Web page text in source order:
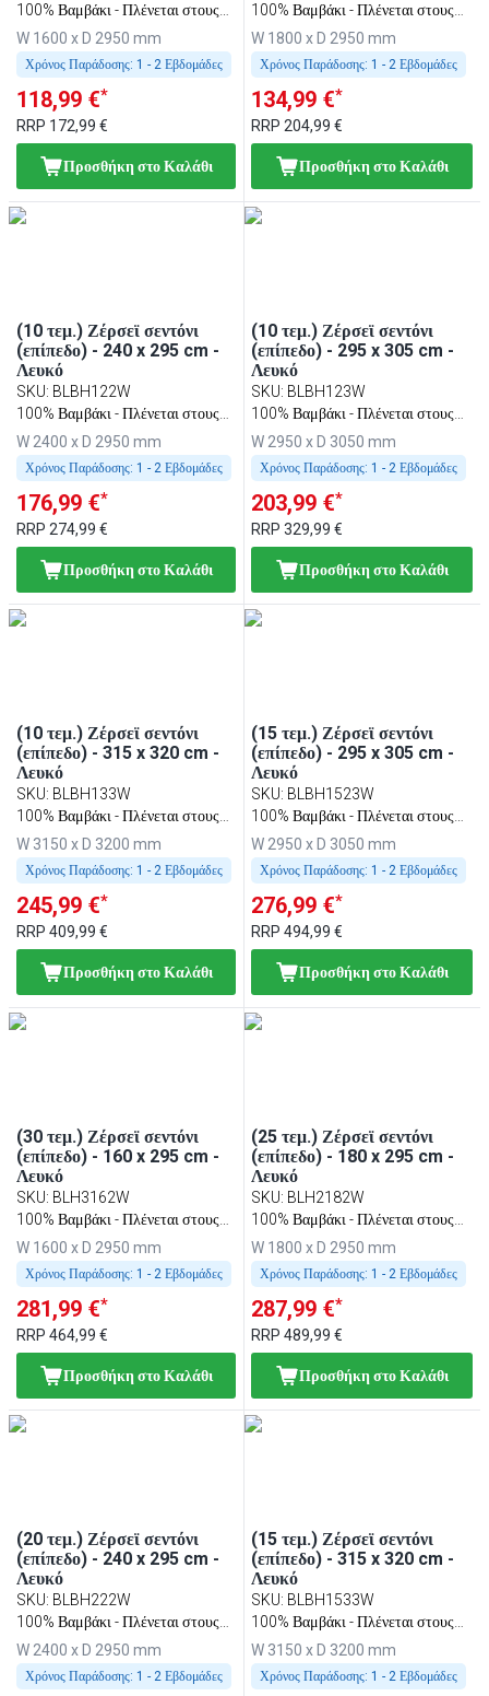
100% Βαμβάκι - Πλένεται στους
95 °C
W 1600 x D 2950 mm
Χρόνος Παράδοσης: 1 - 2 Εβδομάδες
118,99 €*
RRP 172,99 €
Προσθήκη στο Καλάθι
100% Βαμβάκι - Πλένεται στους
95 °C
W 1800 x D 2950 mm
Χρόνος Παράδοσης: 1 - 2 Εβδομάδες
134,99 €*
RRP204,99 €
Προσθήκη στο Καλάθι
(10 τεμ.) Ζέρσεϊ σεντόνι
(επίπεδο) - 240 x 295 cm -
Λευκό
SKU: BLBH122W
100% Βαμβάκι - Πλένεται στους
95 °C
W 2400 x D 2950 mm
Χρόνος Παράδοσης: 1 - 2 Εβδομάδες
176,99 €*
RRP 274,99 €
Προσθήκη στο Καλάθι
(10 τεμ.) Ζέρσεϊ σεντόνι
(επίπεδο) - 295 x 305 cm -
Λευκό
SKU: BLBH123W
100% Βαμβάκι - Πλένεται στους
95 °C
W 2950 x D 3050 mm
Χρόνος Παράδοσης: 1 - 2 Εβδομάδες
203,99 €*
RRP329,99 €
Προσθήκη στο Καλάθι
(10 τεμ.) Ζέρσεϊ σεντόνι
(επίπεδο) - 315 x 320 cm -
Λευκό
SKU: BLBH133W
100% Βαμβάκι - Πλένεται στους
95 °C
W 3150 x D 3200 mm
Χρόνος Παράδοσης: 1 - 2 Εβδομάδες
245,99 €*
RRP 409,99 €
Προσθήκη στο Καλάθι
(15 τεμ.) Ζέρσεϊ σεντόνι
(επίπεδο) - 295 x 305 cm -
Λευκό
SKU: BLBH1523W
100% Βαμβάκι - Πλένεται στους
95 °C
W 2950 x D 3050 mm
Χρόνος Παράδοσης: 1 - 2 Εβδομάδες
276,99 €*
RRP494,99 €
Προσθήκη στο Καλάθι
(30 τεμ.) Ζέρσεϊ σεντόνι
(επίπεδο) - 160 x 295 cm -
Λευκό
SKU: BLH3162W
100% Βαμβάκι - Πλένεται στους
95 °C
W 1600 x D 2950 mm
Χρόνος Παράδοσης: 1 - 2 Εβδομάδες
281,99 €*
RRP 464,99 €
Προσθήκη στο Καλάθι
(25 τεμ.) Ζέρσεϊ σεντόνι
(επίπεδο) - 180 x 295 cm -
Λευκό
SKU: BLH2182W
100% Βαμβάκι - Πλένεται στους
95 °C
W 1800 x D 2950 mm
Χρόνος Παράδοσης: 1 - 2 Εβδομάδες
287,99 €*
RRP489,99 €
Προσθήκη στο Καλάθι
(20 τεμ.) Ζέρσεϊ σεντόνι
(επίπεδο) - 240 x 295 cm -
Λευκό
SKU: BLBH222W
100% Βαμβάκι - Πλένεται στους
95 °C
W 2400 x D 2950 mm
Χρόνος Παράδοσης: 1 - 2 Εβδομάδες
(15 τεμ.) Ζέρσεϊ σεντόνι
(επίπεδο) - 315 x 320 cm -
Λευκό
SKU: BLBH1533W
100% Βαμβάκι - Πλένεται στους
95 °C
W 3150 x D 3200 mm
Χρόνος Παράδοσης: 1 - 2 Εβδομάδες